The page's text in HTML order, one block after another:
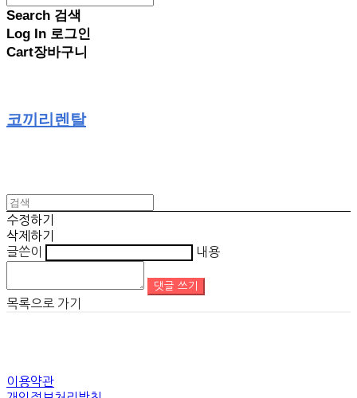
Search 검색
Log In 로그인
Cart장바구니
코끼리렌탈
수정하기
삭제하기
글쓴이
내용
댓글 쓰기
목록으로 가기
이용약관